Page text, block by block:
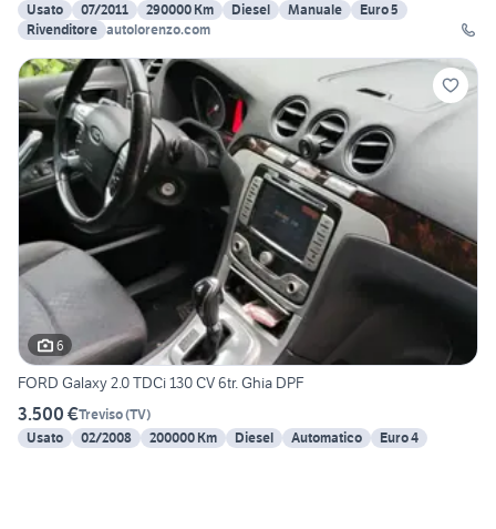
Usato
07/2011 290000 Km Diesel Manuale
Euro 5
Rivenditore autolorenzo.com
6
FORD Galaxy 2.0 TDCi 130 CV 6tr. Ghia DPF
3.500 €Treviso(TV)
Usato
02/2008 200000 Km Diesel Automatico Euro 4